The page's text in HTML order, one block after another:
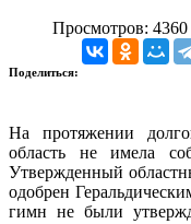
Просмотров: 4360
Поделиться:
На протяжении
область не имела
Утвержденный
одобрен
гимн не были